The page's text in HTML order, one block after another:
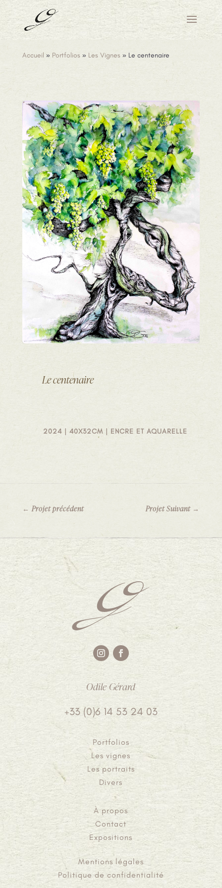
Accueil » Portfolios » Les Vignes » Le centenaire
Le centenaire
2024 | 40X32CM | ENCRE ET AQUARELLE
← Projet précédent Projet Suivant→
Odile Gérard
+33 (0)6 14 53 24 03
Portfolios
Les vignes
Les portraits
Divers
À propos
Contact
Expositions
Mentions légales
Politique de confidentialité